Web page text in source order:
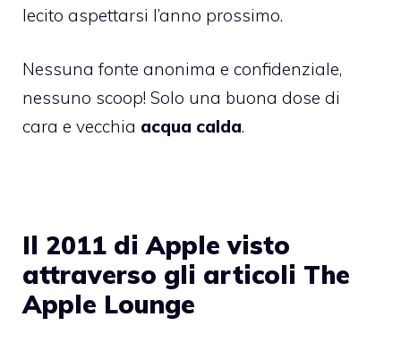
lecito aspettarsi l’anno prossimo.
Nessuna fonte anonima e confidenziale,
nessuno scoop! Solo una buona dose di
cara e vecchia acqua calda.
Il 2011 di Apple visto
attraverso gli articoli The
Apple Lounge